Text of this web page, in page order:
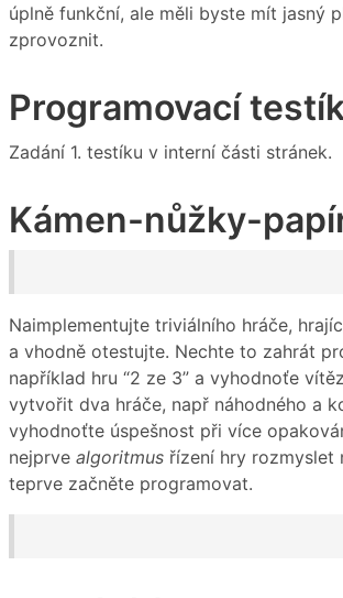
úplně funkční, ale měli byste mít jasný
zprovoznit.
Programovací
Zadání 1. testíku v interní části stránek.
Kámen-nůžky-
Naimplementujte triviálního hráče,
a vhodně otestujte. Nechte to zahrát
například hru “2 ze 3” a vyhodnoťe
vytvořit dva hráče, např náhodného a
vyhodnoťte úspešnost při více
nejprve algoritmus řízení hry rozmyslet
teprve začněte programovat.